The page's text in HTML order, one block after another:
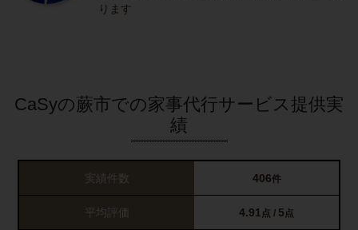
ります
CaSyの蕨市での家事代行サービス提供実
績
実績件数 406件
平均評価 4.91 点 / 5 点